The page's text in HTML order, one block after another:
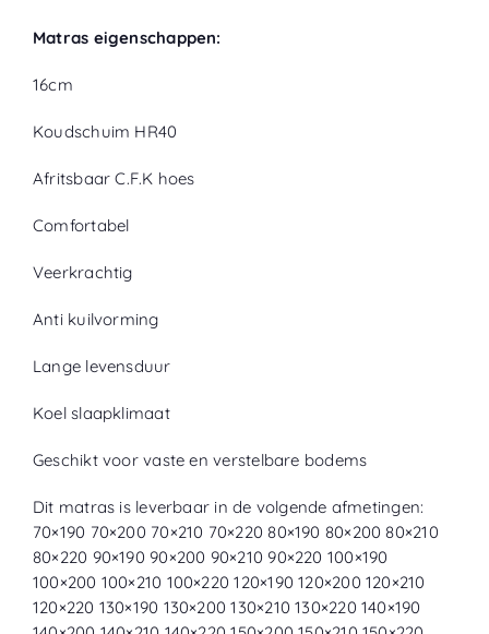
Matras eigenschappen:
16cm
Koudschuim HR40
Afritsbaar C.F.K hoes
Comfortabel
Veerkrachtig
Anti kuilvorming
Lange levensduur
Koel slaapklimaat
Geschikt voor vaste en verstelbare bodems
Dit matras is leverbaar in de volgende afmetingen:
70×190 70×200 70×210 70×220 80×190 80×200 80×210
80×220 90×190 90×200 90×210 90×220 100×190
100×200 100×210 100×220 120×190 120×200 120×210
120×220 130×190 130×200 130×210 130×220 140×190